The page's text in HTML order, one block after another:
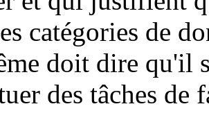
catégories de
doit dire qu'il
des tâches de